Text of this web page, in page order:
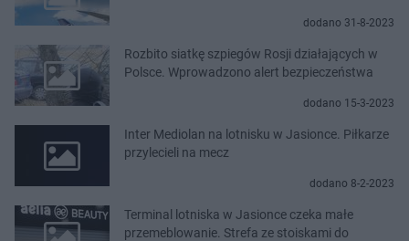
dodano 31-8-2023
Rozbito siatkę szpiegów Rosji działających w
Polsce. Wprowadzono alert bezpieczeństwa
dodano 15-3-2023
Inter Mediolan na lotnisku w Jasionce. Piłkarze
przylecieli na mecz
dodano 8-2-2023
Terminal lotniska w Jasionce czeka małe
przemeblowanie. Strefa ze stoiskami do